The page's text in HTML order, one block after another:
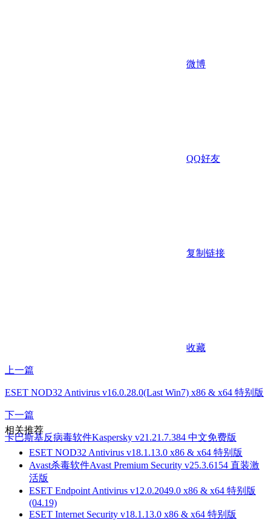
微博
QQ好友
复制链接
收藏
上一篇
ESET NOD32 Antivirus v16.0.28.0(Last Win7) x86 & x64 特别版
下一篇
卡巴斯基反病毒软件Kaspersky v21.21.7.384 中文免费版
相关推荐
ESET NOD32 Antivirus v18.1.13.0 x86 & x64 特别版
Avast杀毒软件Avast Premium Security v25.3.6154 直装激
活版
ESET Endpoint Antivirus v12.0.2049.0 x86 & x64 特别版
(04.19)
ESET Internet Security v18.1.13.0 x86 & x64 特别版